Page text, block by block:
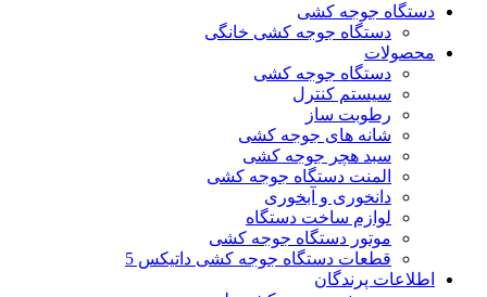
دستگاه جوجه کشی
دستگاه جوجه کشی خانگی
محصولات
دستگاه جوجه کشی
سیستم کنترل
رطوبت ساز
شانه های جوجه کشی
سبد هچر جوجه کشی
المنت دستگاه جوجه کشی
دانخوری و آبخوری
لوازم ساخت دستگاه
موتور دستگاه جوجه کشی
قطعات دستگاه جوجه کشی داتیکس 5
اطلاعات پرندگان